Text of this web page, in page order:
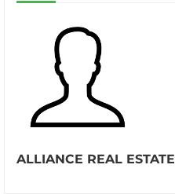
ALLIANCE REAL ESTATE